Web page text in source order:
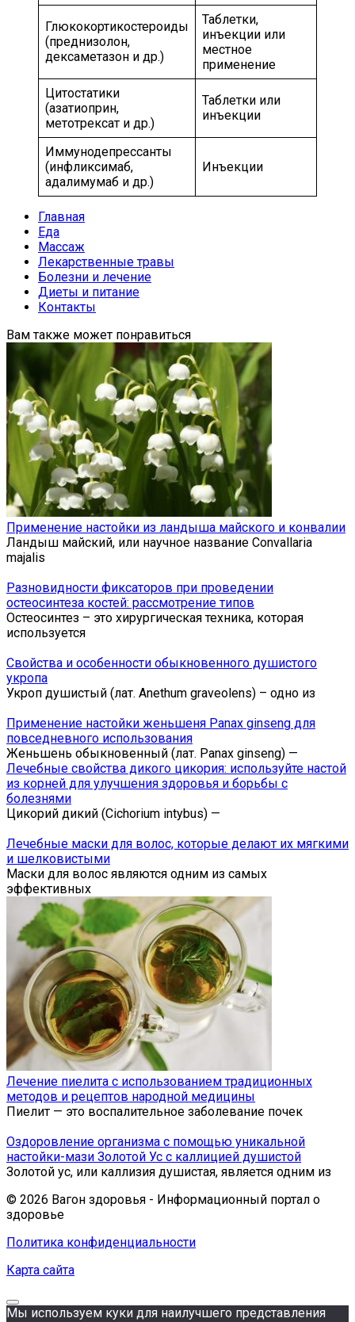
Глюкокортикостероиды
(преднизолон,
дексаметазон и др.)
Таблетки,
инъекции или
местное
применение
Цитостатики
(азатиоприн,
метотрексат и др.)
Таблетки или
инъекции
Иммунодепрессанты
(инфликсимаб,
адалимумаб и др.)
Инъекции
Главная
Еда
Массаж
Лекарственные травы
Болезни и лечение
Диеты и питание
Контакты
Вам также может понравиться
Применение настойки из ландыша майского и конвалии
Ландыш майский, или научное название Convallaria
majalis
Разновидности фиксаторов при проведении
остеосинтеза костей: рассмотрение типов
Остеосинтез – это хирургическая техника, которая
используется
Свойства и особенности обыкновенного душистого
укропа
Укроп душистый (лат. Anethum graveolens) – одно из
Применение настойки женьшеня Panax ginseng для
повседневного использования
Женьшень обыкновенный (лат. Panax ginseng) —
Лечебные свойства дикого цикория: используйте настой
из корней для улучшения здоровья и борьбы с
болезнями
Цикорий дикий (Cichorium intybus) —
Лечебные маски для волос, которые делают их мягкими
и шелковистыми
Маски для волос являются одним из самых
эффективных
Лечение пиелита с использованием традиционных
методов и рецептов народной медицины
Пиелит — это воспалительное заболевание почек
Оздоровление организма с помощью уникальной
настойки-мази Золотой Ус с каллицией душистой
Золотой ус, или каллизия душистая, является одним из
© 2026 Вагон здоровья - Информационный портал о
здоровье
Политика конфиденциальности
Карта сайта
Мы используем куки для наилучшего представления